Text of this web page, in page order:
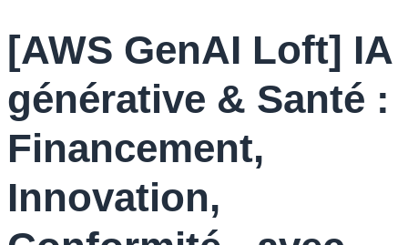
[AWS GenAI Loft] IA
générative & Santé :
Financement,
Innovation,